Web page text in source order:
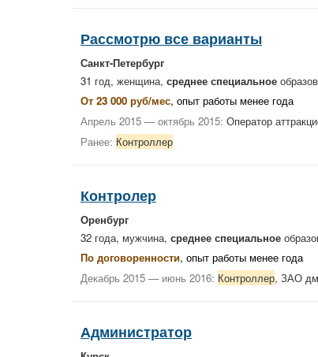
Рассмотрю все варианты
Санкт-Петербург
31 год, женщина, среднее специальное
От 23 000 руб/мес, опыт работы менее года
Апрель 2015 — октябрь 2015: Оператор
Ранее: Контроллер
Контролер
Оренбург
32 года, мужчина, среднее специальное
По договоренности, опыт работы менее года
Декабрь 2015 — июнь 2016: Контроллер, ЗАО
Администратор